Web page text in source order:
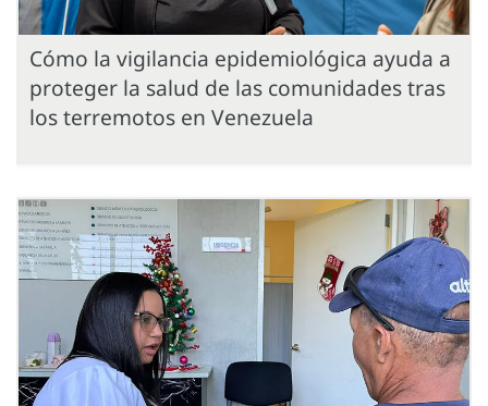
Cómo la vigilancia epidemiológica ayuda a
proteger la salud de las comunidades tras
los terremotos en Venezuela